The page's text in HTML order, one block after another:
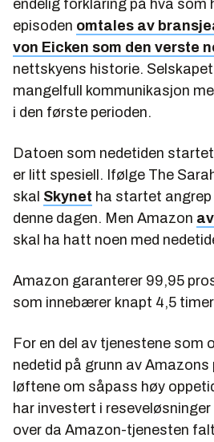
endelig forklaring på hva som
episoden omtales av
von Eicken som den verste
nettskyens historie.
mangelfull kommunikasjon
i den første perioden.
Datoen som nedetiden
er litt spesiell. Ifølge The
skal Skynet ha startet
denne dagen. Men Amazon
skal ha hatt noen med
Amazon garanterer 99,95
som innebærer knapt 4,5
For en del av tjenestene som
nedetid på grunn av Amazons
løftene om såpass høy
har investert i
over da Amazon-tjenesten